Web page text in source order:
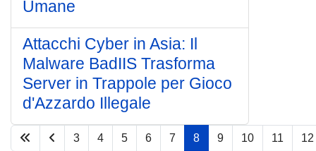
Umane
Attacchi Cyber in Asia: Il
Malware BadIIS Trasforma
Server in Trappole per Gioco
d'Azzardo Illegale
Pagina 8 di 67
3 4 5 6 7 8 9 10 11 12